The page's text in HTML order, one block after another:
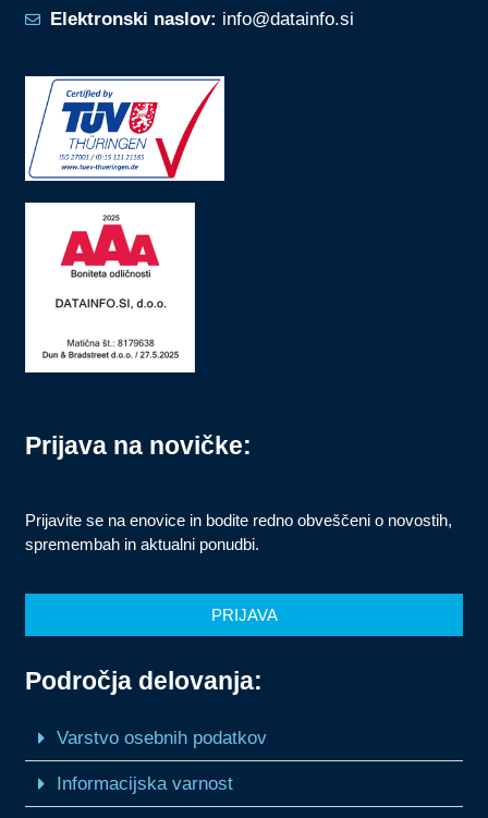
Elektronski naslov: info@datainfo.si
Področja delovanja:
Varstvo osebnih podatkov
Informacijska varnost
Prijava na novičke:
Prijavite se na enovice in bodite redno obveščeni o novostih,
spremembah in aktualni ponudbi.
PRIJAVA